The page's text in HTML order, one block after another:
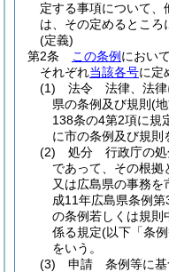
定する事項について、
は、その定めるところ
(定義)
第2条
この条例 において
それぞれ当該各号に定
(1)
法令 法律、法律
県の条例及び規則 (
138条の4第2項に規
に市の条例及び規則
(2)
処分 行政庁の処
であって、その根拠
又は広島県の事務を
成11年広島県条例第
の条例若しくは規則
係る規定(以下「条
をいう。
(3)
申請 条例等に基